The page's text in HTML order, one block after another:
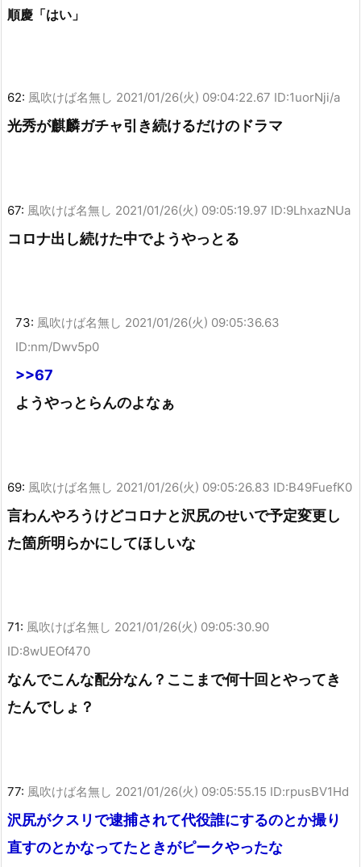
順慶「はい」
62: 風吹けば名無し 2021/01/26(火) 09:04:22.67 ID:1uorNji/a
光秀が麒麟ガチャ引き続けるだけのドラマ
67: 風吹けば名無し 2021/01/26(火) 09:05:19.97 ID:9LhxazNUa
コロナ出し続けた中でようやっとる
73: 風吹けば名無し 2021/01/26(火) 09:05:36.63
ID:nm/Dwv5p0
>>67
ようやっとらんのよなぁ
69: 風吹けば名無し 2021/01/26(火) 09:05:26.83 ID:B49FuefK0
言わんやろうけどコロナと沢尻のせいで予定変更し
た箇所明らかにしてほしいな
71: 風吹けば名無し 2021/01/26(火) 09:05:30.90
ID:8wUEOf470
なんでこんな配分なん？ここまで何十回とやってき
たんでしょ？
77: 風吹けば名無し 2021/01/26(火) 09:05:55.15 ID:rpusBV1Hd
沢尻がクスリで逮捕されて代役誰にするのとか撮り
直すのとかなってたときがピークやったな